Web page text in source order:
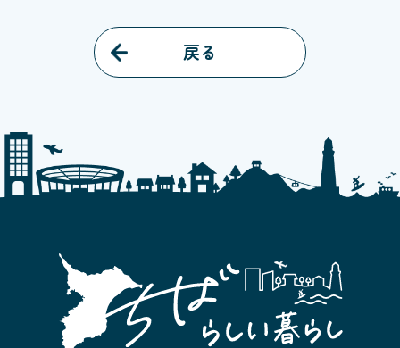
戻る